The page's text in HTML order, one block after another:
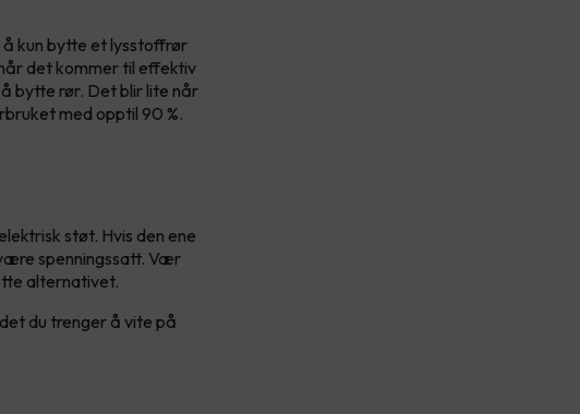
å kun bytte et lysstoffrør
det kommer til effektiv
å bytte rør. Det blir lite når
med opptil 90 %.
støt. Hvis den ene
spenningssatt. Vær
alternativet.
du trenger å vite på